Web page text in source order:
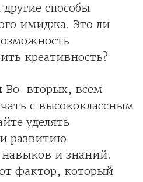
способы
имиджа. Это ли
креативность?
Во-вторых, всем
с высококлассным
уделять
развитию
и знаний.
фактор, который